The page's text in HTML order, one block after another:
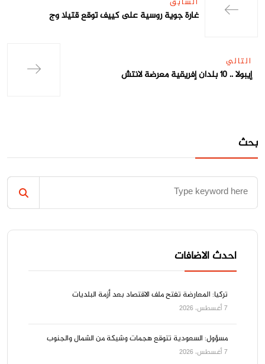
غارة جوية روسية على كييف توقع قتيلا وج
التالي
إيبولا .. 10 بلدان إفريقية معرضة لانتش
بحث
احدث الاضافات
تركيا: المعارضة تفتح ملف الاقتصاد بعد أزمة البلديات
7 أغسطس، 2026
مسؤول: السعودية تتوقع هجمات وشيكة من الشمال والجنوب
7 أغسطس، 2026